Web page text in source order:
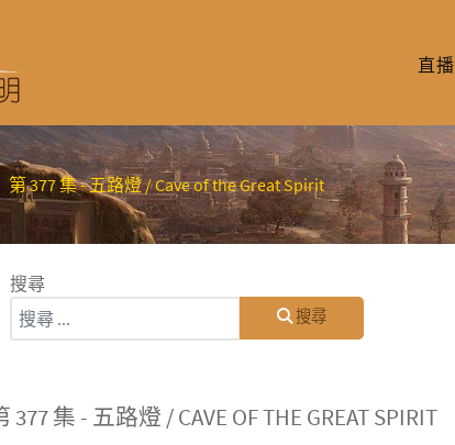
直播
第 377 集 - 五路燈 / Cave of the Great Spirit
搜尋
搜尋
377 集 - 五路燈 / CAVE OF THE GREAT SPIRIT